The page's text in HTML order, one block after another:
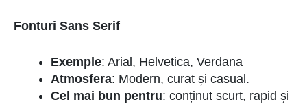
Fonturi Sans Serif
Exemple: Arial, Helvetica, Verdana
Atmosfera: Modern, curat și casual.
Cel mai bun pentru: conținut scurt, rapid și